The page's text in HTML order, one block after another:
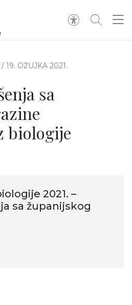
/ 19. OŽUJKA 2021.
sa
biologije
2021. –
sa županijskog